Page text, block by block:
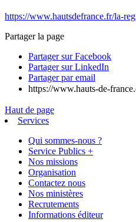
https://www.hautsdefrance.fr/la-
Partager la page
Partager sur Facebook
Partager sur LinkedIn
Partager par email
https://www.hauts-de-
Haut de page
Services
Qui sommes-nous ?
Service Publics +
Nos missions
Organisation
Contactez nous
Nos ministères
Recrutements
Informations éditeur